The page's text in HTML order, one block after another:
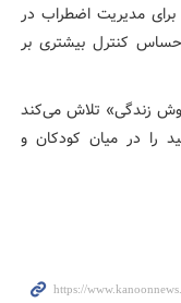
مدیریت اضطراب در
احساس کنترل بیشتری بر
خوش زندگی» تلاش می‌کند
را در میان کودکان و